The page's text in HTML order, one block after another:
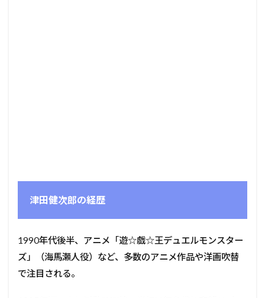
津田健次郎の経歴
1990年代後半、アニメ「遊☆戯☆王デュエルモンスター
ズ」（海馬瀬人役）など、多数のアニメ作品や洋画吹替
で注目される。